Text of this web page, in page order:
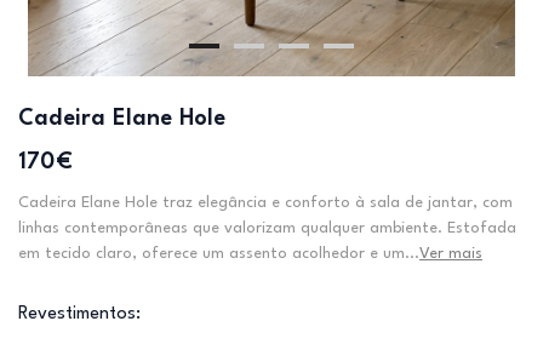
Cadeira Elane Hole
170€
Cadeira Elane Hole traz elegância e conforto à sala de jantar, com
linhas contemporâneas que valorizam qualquer ambiente. Estofada
em tecido claro, oferece um assento acolhedor e um...Ver mais
Revestimentos: